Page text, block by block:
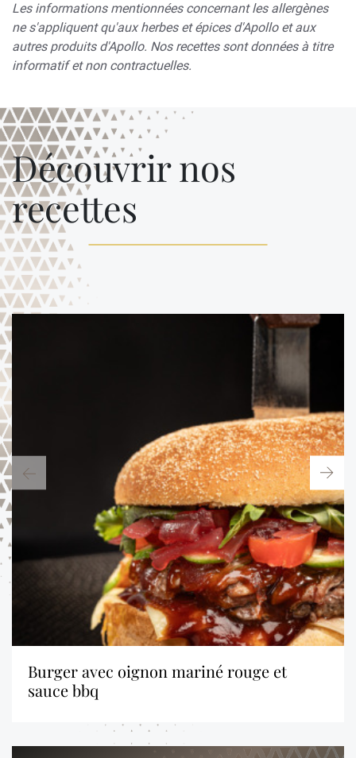
Les informations mentionnées concernant les allergènes
ne s'appliquent qu'aux herbes et épices d'Apollo et aux
autres produits d'Apollo. Nos recettes sont données à titre
informatif et non contractuelles.
Découvrir nos
recettes
burger avec oignon mariné rouge et
sauce bbq